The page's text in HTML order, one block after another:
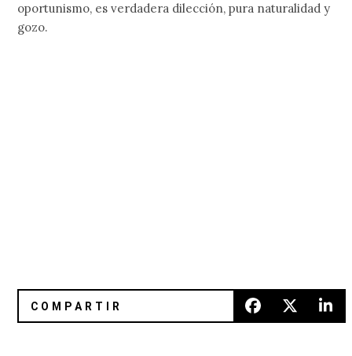
oportunismo, es verdadera dilección, pura naturalidad y
gozo.